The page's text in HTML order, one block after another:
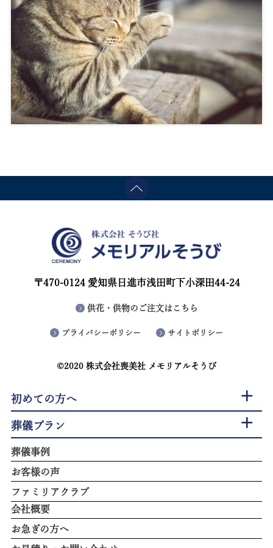
〒470-0124 愛知県日進市浅田町下小深田44-24
供花・供物のご注文はこちら
プライバシーポリシー サイトポリシー
©2020 株式会社喪美社 メモリアルそうび
初めての方へ
葬儀プラン
葬儀事例
お客様の声
ファミリアクラブ
会社概要
お急ぎの方へ